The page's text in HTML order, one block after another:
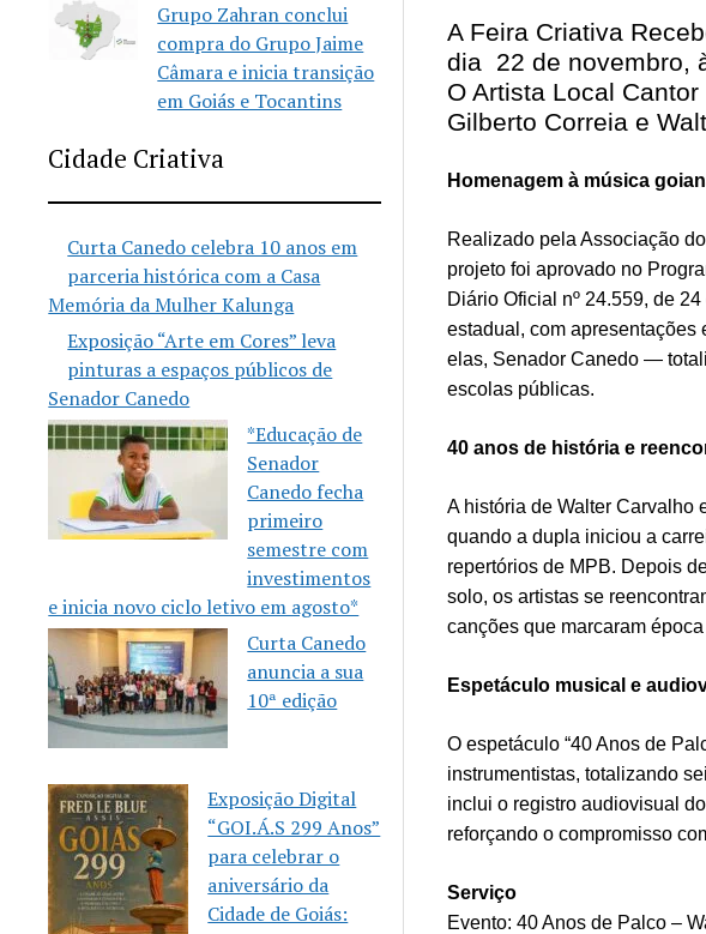
Grupo Zahran conclui
compra do Grupo Jaime
Câmara e inicia transição
em Goiás e Tocantins
Cidade Criativa
Curta Canedo celebra 10 anos em
parceria histórica com a Casa
Memória da Mulher Kalunga
Exposição “Arte em Cores” leva
pinturas a espaços públicos de
Senador Canedo
*Educação de
Senador
Canedo fecha
primeiro
semestre com
investimentos
e inicia novo ciclo letivo em agosto*
Curta Canedo
anuncia a sua
10ª edição
Exposição Digital
“GOI.Á.S 299 Anos”
para celebrar o
aniversário da
Cidade de Goiás:
A Feira Criativa
dia 22 de novembro,
O Artista Local
Gilberto Correia e
Homenagem à música
Realizado pela Associação
projeto foi aprovado no
Diário Oficial nº 24.559, de
estadual, com
elas, Senador Canedo —
escolas públicas.
40 anos de história e
A história de Walter Carvalho
quando a dupla iniciou a
repertórios de MPB. Depois
solo, os artistas se
canções que marcaram
Espetáculo musical e
O espetáculo “40 Anos de
instrumentistas, totalizando
inclui o registro audiovisual
reforçando o compromisso
Serviço
Evento: 40 Anos de Palco –